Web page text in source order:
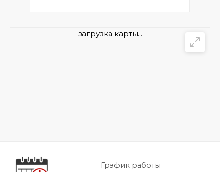
загрузка карты...
График работы